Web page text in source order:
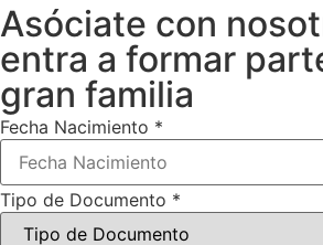
Asóciate con
entra a formar
gran familia
Fecha Nacimiento *
Tipo de Documento *